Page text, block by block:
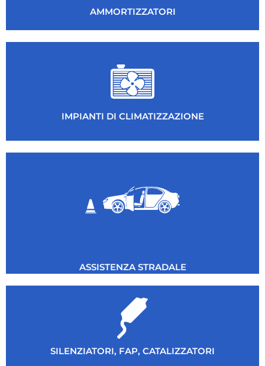
AMMORTIZZATORI
IMPIANTI DI CLIMATIZZAZIONE
ASSISTENZA STRADALE
SILENZIATORI, FAP, CATALIZZATORI